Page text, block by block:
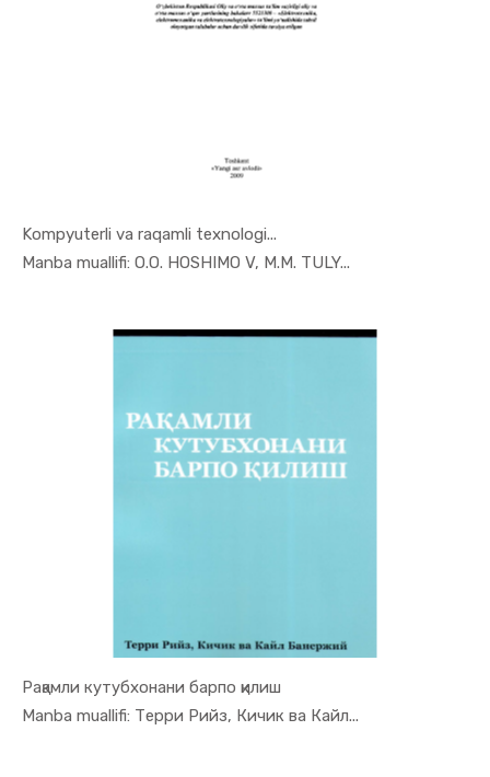
Kompyuterli va raqamli texnologi...
Manba muallifi: O.O. HOSHIMO V, M.M. TULY...
In Raqamli...
Рақамли кутубхонани барпо қилиш
Manba muallifi: Терри Рийз, Кичик ва Кайл...
In Raqamli...